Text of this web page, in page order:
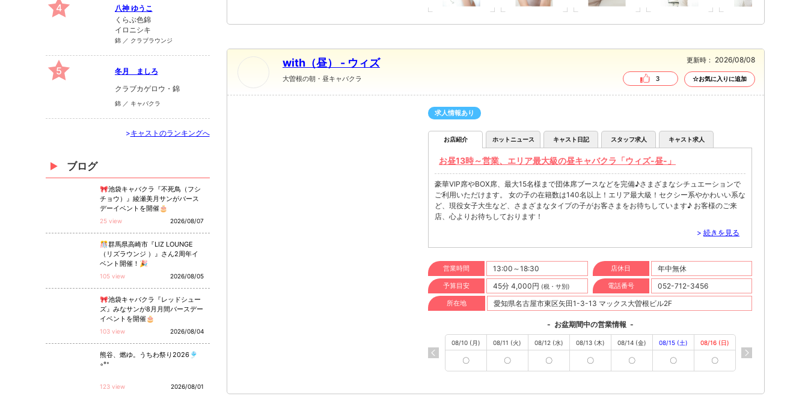
with（昼） - ウィズ
大曽根の朝・昼キャバクラ
更新時： 2026/08/08
3 ☆お気に入りに追加
求人情報あり
お店紹介 ホットニュース キャスト日記 スタッフ求人 キャスト求人
お昼13時～営業、エリア最大級の昼キャバクラ「ウィズ-昼-」
豪華VIP席やBOX席、最大15名様まで団体席ブースなどを完備♪さまざまなシチュエーションで
ご利用いただけます。 女の子の在籍数は140名以上！エリア最大級！セクシー系やかわいい系な
ど、現役女子大生など、さまざまなタイプの子がお客さまをお待ちしています♪ お客様のご来
店、心よりお待ちしております！
> 続きを見る
営業時間 13:00～18:30 店休日 年中無休
予算目安 45分 4,000円 (税・サ別) 電話番号 052-712-3456
所在地 愛知県名古屋市東区矢田1-3-13 マックス大曽根ビル2F
- お盆期間中の営業情報 -
08/10 (月)
〇
08/11 (火)
〇
08/12 (水)
〇
08/13 (木)
〇
08/14 (金)
〇
08/15 (土)
〇
08/16 (日)
〇
4
八神 ゆうこ
くらぶ色錦
イロニシキ
錦 ／ クラブラウンジ
5
冬月 ましろ
クラブカゲロウ・錦
錦 ／ キャバクラ
>キャストのランキングへ
ブログ
🎀池袋キャバクラ『不死鳥（フシ
チョウ）』綾瀬美月サンがバース
デーイベントを開催🎂
25 view 2026/08/07
🎊群馬県高崎市『LIZ LOUNGE
（リズラウンジ ）』さん2周年イ
ベント開催！🎉
105 view 2026/08/05
🎀池袋キャバクラ『レッドシュー
ズ』みなサンが8月月間バースデー
イベントを開催🎂
103 view 2026/08/04
熊谷、燃ゆ。うちわ祭り2026🎐
◦°⁺
123 view 2026/08/01